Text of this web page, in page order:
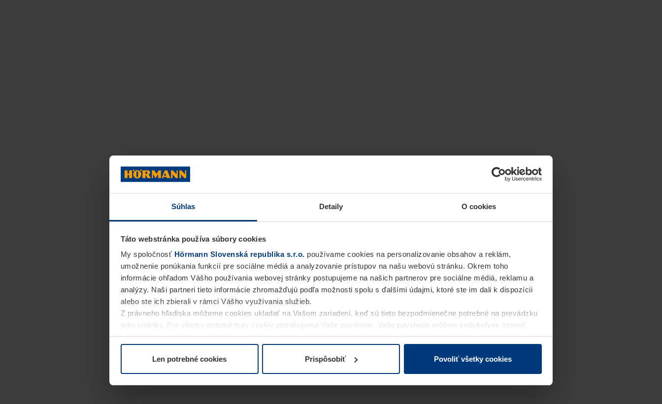
Súhlas Detaily O cookies
Táto webstránka používa súbory cookies
My spoločnosť Hörmann Slovenská republika s.r.o. používame cookies na personalizovanie obsahov a reklám,
umožnenie ponúkania funkcií pre sociálne médiá a analyzovanie prístupov na našu webovú stránku. Okrem toho
informácie ohľadom Vášho používania webovej stránky postupujeme na našich partnerov pre sociálne médiá, reklamu a
analýzy. Naši partneri tieto informácie zhromažďujú podľa možnosti spolu s ďalšími údajmi, ktoré ste im dali k dispozícii
alebo ste ich zbierali v rámci Vášho využívania služieb.
Z právneho hľadiska môžeme cookies ukladať na Vašom zariadení, keď sú tieto bezpodmienečne potrebné na prevádzku
tejto stránky. Pre všetky ostatné typy cookie potrebujeme Vaše povolenie. Vaše povolenie môžete kedykoľvek zmeniť
alebo odvolať vo vysvetlení cookie na stránkeVyhlásenie o ochrane osobných údajovnašej webovej stránky.
Len potrebné cookies Prispôsobiť Povoliť všetky cookies